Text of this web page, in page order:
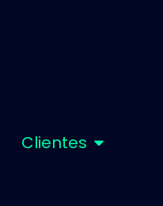
Clientes